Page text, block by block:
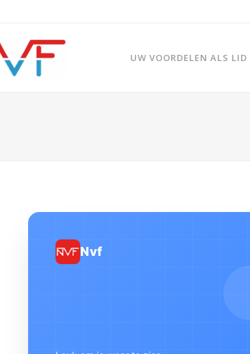
UW VOORDELEN ALS LID
Nvf